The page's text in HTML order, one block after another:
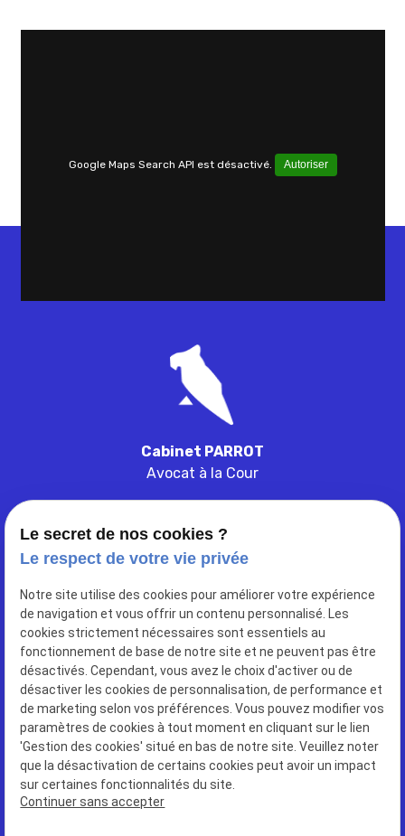
Google Maps Search API est désactivé. Autoriser
Cabinet PARROT
Avocat à la Cour
place
103 ter rue de belleville
33000BORDEAUX
phone 05 56 52 97 66
SIRET : 75004277200038
Le secret de nos cookies ?
Le respect de votre vie privée
Notre site utilise des cookies pour améliorer votre expérience
de navigation et vous offrir un contenu personnalisé. Les
cookies strictement nécessaires sont essentiels au
fonctionnement de base de notre site et ne peuvent pas être
désactivés. Cependant, vous avez le choix d'activer ou de
désactiver les cookies de personnalisation, de performance et
de marketing selon vos préférences. Vous pouvez modifier vos
paramètres de cookies à tout moment en cliquant sur le lien
'Gestion des cookies' situé en bas de notre site. Veuillez noter
que la désactivation de certains cookies peut avoir un impact
sur certaines fonctionnalités du site.
Continuer sans accepter